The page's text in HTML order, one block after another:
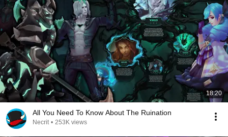
18:20
All You Need To Know About The Ruination
Necrit • 253K views